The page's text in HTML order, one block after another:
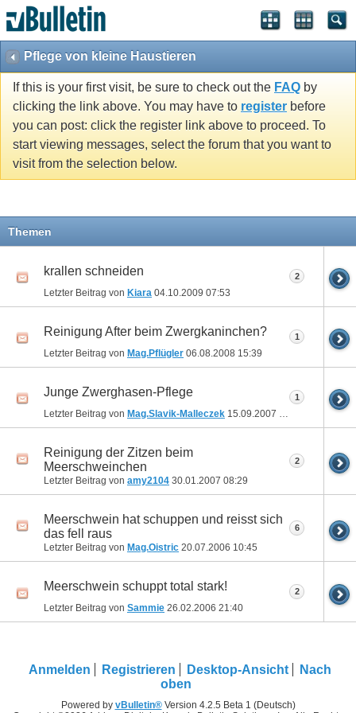
Pflege von kleine Haustieren
If this is your first visit, be sure to check out the FAQ by
clicking the link above. You may have to register before
you can post: click the register link above to proceed. To
start viewing messages, select the forum that you want to
visit from the selection below.
Themen
krallen schneiden
Letzter Beitrag von Kiara 04.10.2009 07:53
2
Reinigung After beim Zwergkaninchen?
Letzter Beitrag von Mag.Pflügler 06.08.2008 15:39
1
Junge Zwerghasen-Pflege
Letzter Beitrag von Mag.Slavik-Malleczek 15.09.2007
1
Reinigung der Zitzen beim
Meerschweinchen
Letzter Beitrag von amy2104 30.01.2007 08:29
2
Meerschwein hat schuppen und reisst sich
das fell raus
Letzter Beitrag von Mag.Oistric 20.07.2006 10:45
6
Meerschwein schuppt total stark!
Letzter Beitrag von Sammie 26.02.2006 21:40
2
Anmelden Registrieren Desktop-Ansicht
Nach
oben
Powered by vBulletin®Version 4.2.5 Beta 1 (Deutsch)